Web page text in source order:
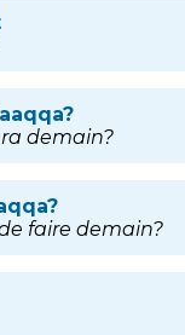
demain?
faire demain?